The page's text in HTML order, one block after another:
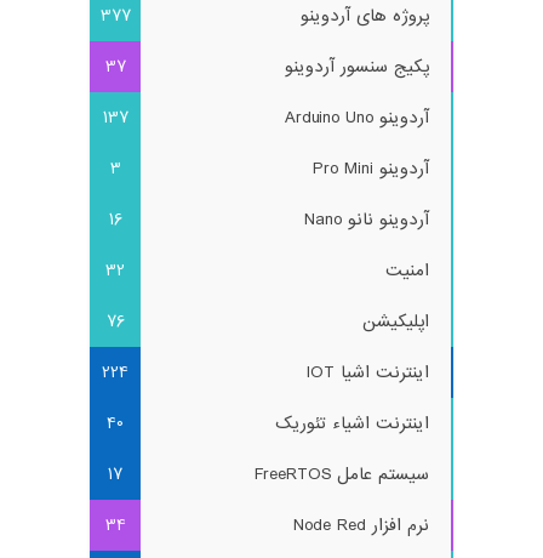
پروژه های آردوینو
377
پکیج سنسور آردوینو
37
آردوینو Arduino Uno
137
آردوینو Pro Mini
3
آردوینو نانو Nano
16
امنیت
32
اپلیکیشن
76
اینترنت اشیا IOT
224
اینترنت اشیاء تئوریک
40
سیستم عامل FreeRTOS
17
نرم افزار Node Red
34